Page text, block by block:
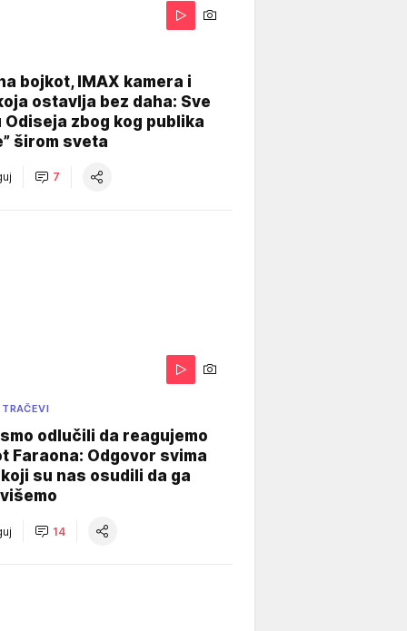
bojkot, IMAX kamera i
ostavlja bez daha: Sve
Odiseja zbog kog publika
širom sveta
7
odlučili da reagujemo
Faraona: Odgovor svima
su nas osudili da ga
14